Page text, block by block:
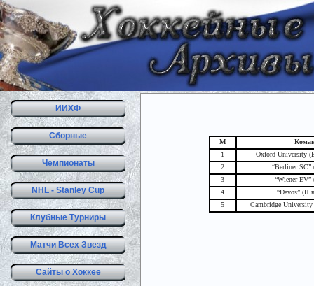
ИИХФ
Сборные
Чемпионаты
NHL - Stanley Cup
Клубные Турниры
Матчи Всех Звезд
Сайты о Хоккее
М
1
Oxford University
2
“Berliner SC”
3
“Wiener EV”
4
“Davos”
5
Cambridge University